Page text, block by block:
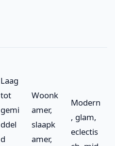
Laag
tot
gemi
ddel
d
Woonk
amer,
slaapk
amer,
Modern
, glam,
eclectis